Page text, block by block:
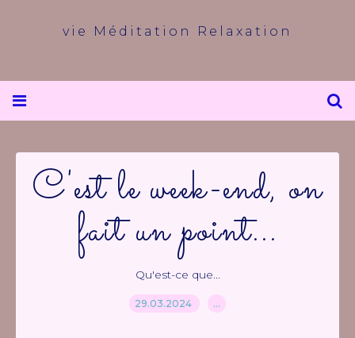
vie Méditation Relaxation
C'est le week-end, on
fait un point...
Qu'est-ce que...
29.03.2024 …